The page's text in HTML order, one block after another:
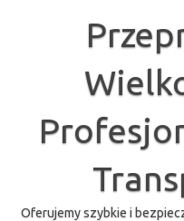
Oferujemy szybkie i